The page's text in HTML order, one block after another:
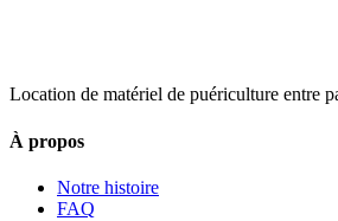
Location de matériel de puériculture entre
À propos
Notre histoire
FAQ